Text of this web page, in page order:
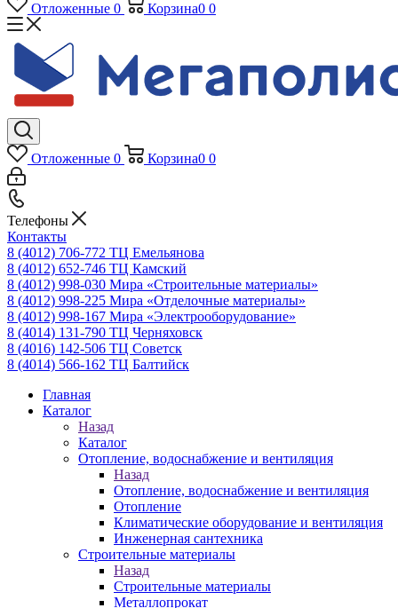
Отложенные 0 Корзина0 0
Отложенные 0 Корзина0 0
Телефоны
Контакты
8 (4012) 706-772 ТЦ Емельянова
8 (4012) 652-746 ТЦ Камский
8 (4012) 998-030 Мира «Строительные материалы»
8 (4012) 998-225 Мира «Отделочные материалы»
8 (4012) 998-167 Мира «Электрооборудование»
8 (4014) 131-790 ТЦ Черняховск
8 (4016) 142-506 ТЦ Советск
8 (4014) 566-162 ТЦ Балтийск
Главная
Каталог
Назад
Каталог
Отопление, водоснабжение и вентиляция
Назад
Отопление, водоснабжение и вентиляция
Отопление
Климатические оборудование и вентиляция
Инженерная сантехника
Строительные материалы
Назад
Строительные материалы
Металлопрокат